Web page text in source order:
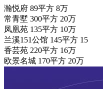
瀚悦府 89平方 8万
常青墅 300平方 20万
凤凰苑 135平方 10万
兰溪151公馆 145平方 15
香芸苑 220平方 16万
欧景名城 170平方 20万